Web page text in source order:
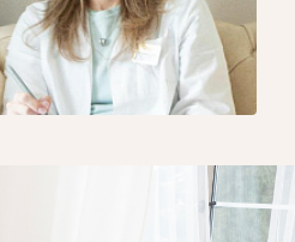
1/8